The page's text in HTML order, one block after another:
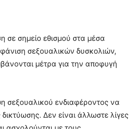
σε σημείο εθισμού στα μέσα
σεξουαλικών δυσκολιών,
μέτρα για την αποφυγή
σεξουαλικού ενδιαφέροντος να
Δεν είναι άλλωστε λίγες